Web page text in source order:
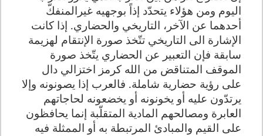
اليوم ومن هؤلاء يتحدّد إذاً بوجهيه غيرالمنفكّ
أحدهما عن الآخر، التاريخي والحضاري. إذا كانت
الإشارة الى التاريخي تتّخذ صورة الإنتقام لهزيمة
سابقة فإن التعبير عن الحضاري يتّخذ صورة
الموقف المتناقض من الله كرمز اختزالي دال
على رؤية حضارية شاملة. فالعرب إذا يصونونه وإلا
يرتدّون عليه أو يخونونه أو يخضعونه لحاجاتهم
العابرة ومصالحهم المادية المتقلّبة إنما يحافظون
على القيم والمبادئ المرتبطة به أو الممثلة فيه